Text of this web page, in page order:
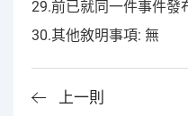
29.前已就同一件事件發
30.其他敘明事項: 無
上一則